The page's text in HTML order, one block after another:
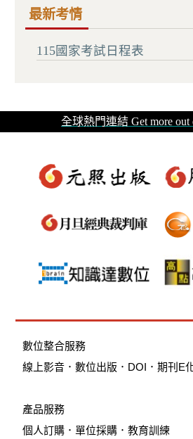
最新考情
115國家考試日程表
全球熱門連結 Get more out
數位整合服務
線上影音 ．數位出版 ． DOI ．期刊E
產品服務
個人訂購 ． 單位採購 ．教育訓練